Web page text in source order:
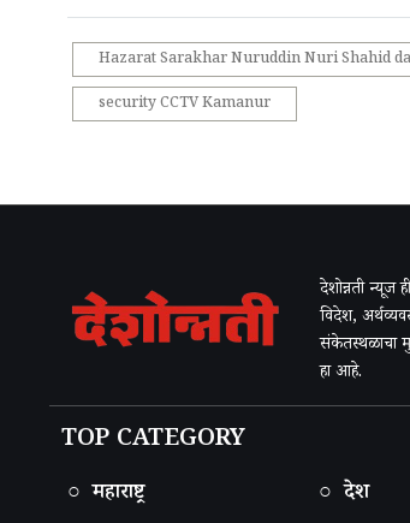
Hazarat Sarakhar Nuruddin Nuri Shahid
security CCTV Kamanur
देशोन्नती न्यूज
विदेश,
संकेतस्थळाचा
हा आहे.
TOP CATEGORY
○ महाराष्ट्र ○ देश